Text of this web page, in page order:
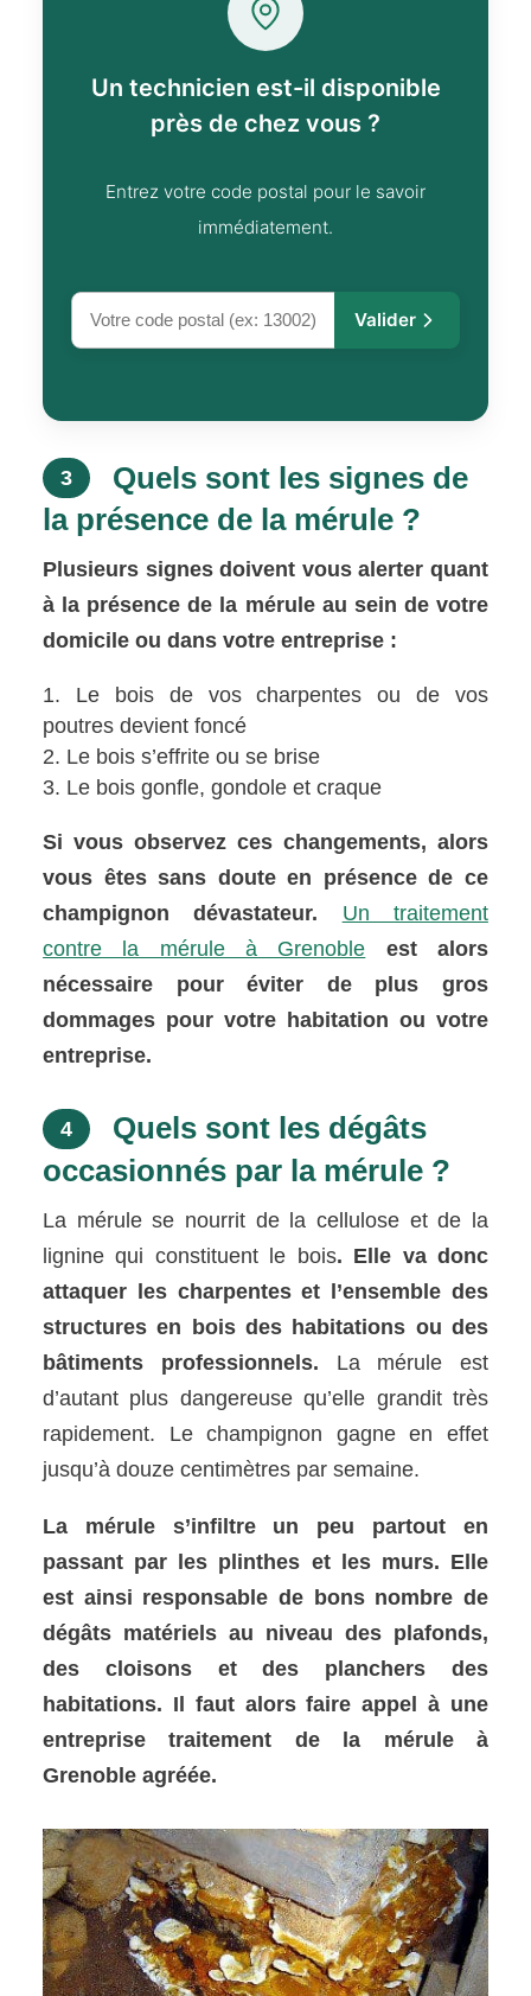
Un technicien est-il disponible
près de chez vous ?
Entrez votre code postal pour le savoir
immédiatement.
Valider
3
Quels sont les signes de
la présence de la mérule ?
Plusieurs signes doivent vous alerter quant
à la présence de la mérule au sein de votre
domicile ou dans votre entreprise :
Le bois de vos charpentes ou de vos
poutres devient foncé
Le bois s’effrite ou se brise
Le bois gonfle, gondole et craque
Si vous observez ces changements, alors
vous êtes sans doute en présence de ce
champignon dévastateur. Un traitement
contre la mérule à Grenoble est alors
nécessaire pour éviter de plus gros
dommages pour votre habitation ou votre
entreprise.
4
Quels sont les dégâts
occasionnés par la mérule ?
La mérule se nourrit de la cellulose et de la
lignine qui constituent le bois. Elle va donc
attaquer les charpentes et l’ensemble des
structures en bois des habitations ou des
bâtiments professionnels. La mérule est
d’autant plus dangereuse qu’elle grandit très
rapidement. Le champignon gagne en effet
jusqu’à douze centimètres par semaine.
La mérule s’infiltre un peu partout en
passant par les plinthes et les murs. Elle
est ainsi responsable de bons nombre de
dégâts matériels au niveau des plafonds,
des cloisons et des planchers des
habitations. Il faut alors faire appel à une
entreprise traitement de la mérule à
Grenoble agréée.